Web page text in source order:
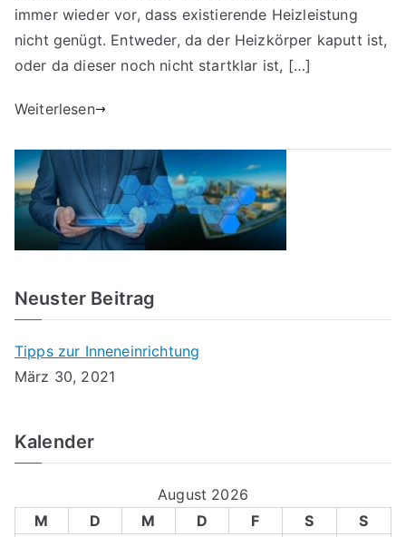
immer wieder vor, dass existierende Heizleistung
nicht genügt. Entweder, da der Heizkörper kaputt ist,
oder da dieser noch nicht startklar ist, […]
Weiterlesen
Neuster Beitrag
Tipps zur Inneneinrichtung
März 30, 2021
Kalender
August 2026
M
D M D F S
S